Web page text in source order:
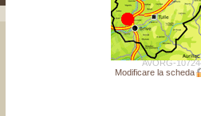
AVORG-
Modificare la scheda